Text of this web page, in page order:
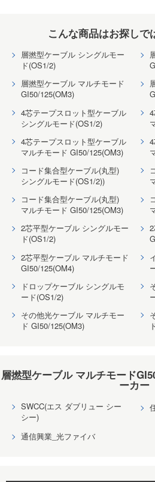
こんな商品はお探しで
層撚型ケーブル シングルモー
ド(OS1/2)
層撚型ケーブル マルチモード
GI50/125(OM3)
4芯テープスロット型ケーブル
シングルモード(OS1/2)
4芯テープスロット型ケーブル
マルチモード GI50/125(OM3)
コード集合型ケーブル(丸型)
シングルモード(OS1/2))
コード集合型ケーブル(丸型)
マルチモード GI50/125(OM3)
2芯平型ケーブル シングルモー
ド(OS1/2)
2芯平型ケーブル マルチモード
GI50/125(OM4)
ドロップケーブル シングルモ
ード(OS1/2)
その他光ケーブル マルチモー
ド GI50/125(OM3)
層撚型ケーブル マルチモード
ーカー
SWCC(エス ダブリュー シー
シー)
通信興業_光ファイバ